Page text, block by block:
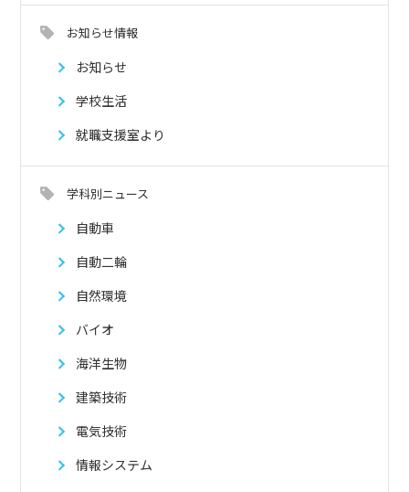
お知らせ情報
お知らせ
学校生活
就職支援室より
学科別ニュース
自動車
自動二輪
自然環境
バイオ
海洋生物
建築技術
電気技術
情報システム